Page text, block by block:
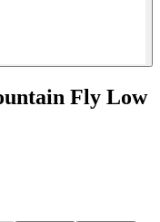
Fly Low